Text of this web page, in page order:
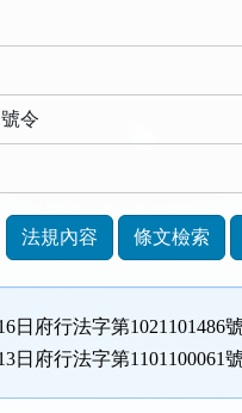
令
法規內容 條文檢索
日府行法字第1021101486
日府行法字第1101100061